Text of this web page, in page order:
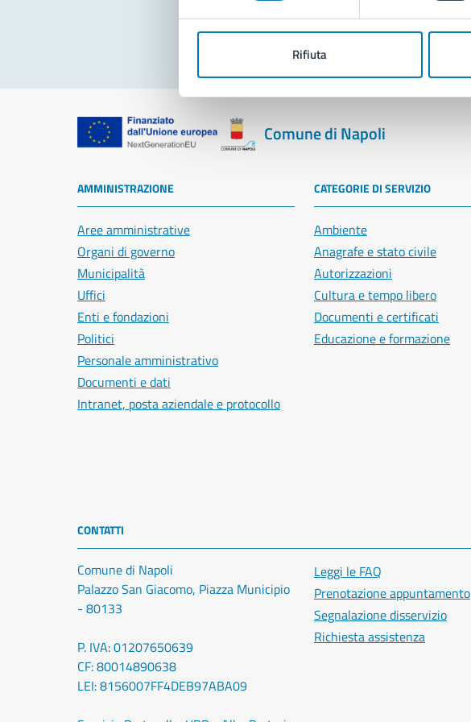
Rifiuta
Segnala disservizio
Comune di Napoli
AMMINISTRAZIONE
Aree amministrative
Organi di governo
Municipalità
Uffici
Enti e fondazioni
Politici
Personale amministrativo
Documenti e dati
Intranet, posta aziendale e protocollo
CATEGORIE DI SERVIZIO
Ambiente
Anagrafe e stato civile
Autorizzazioni
Cultura e tempo libero
Documenti e certificati
Educazione e formazione
CONTATTI
Comune di Napoli
Palazzo San Giacomo, Piazza Municipio
- 80133
P. IVA: 01207650639
CF: 80014890638
LEI: 8156007FF4DEB97ABA09
Leggi le FAQ
Prenotazione appuntamento
Segnalazione disservizio
Richiesta assistenza